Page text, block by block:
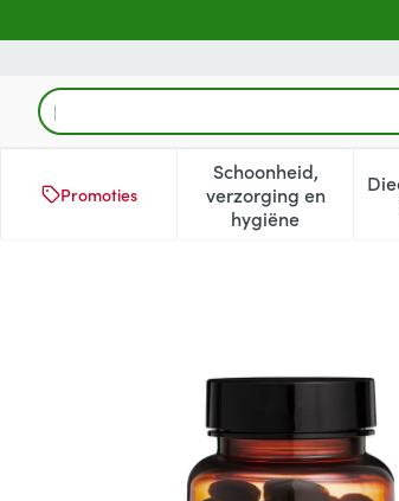
Product, merk, categorie...
Promoties
Schoonheid,
verzorging en
hygiëne
Toon
Pranarom